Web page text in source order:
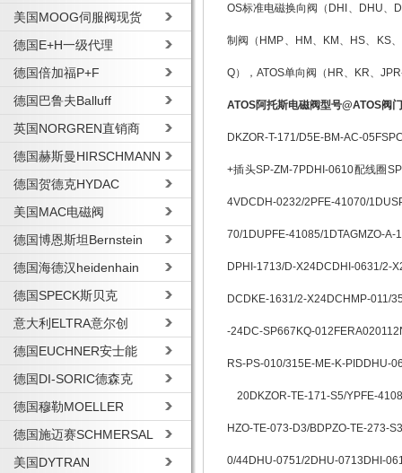
美国MOOG伺服阀现货
德国E+H一级代理
德国倍加福P+F
德国巴鲁夫Balluff
英国NORGREN直销商
德国赫斯曼HIRSCHMANN
德国贺德克HYDAC
美国MAC电磁阀
德国博恩斯坦Bernstein
德国海德汉heidenhain
德国SPECK斯贝克
意大利ELTRA意尔创
德国EUCHNER安士能
德国DI-SORIC德森克
德国穆勒MOELLER
德国施迈赛SCHMERSAL
美国DYTRAN
OS标准电磁换向阀（DHI、DHU、
制阀（HMP、HM、KM、HS、KS
Q），ATOS单向阀（HR、KR、
ATOS阿托斯电磁阀型号@ATOS阀
DKZOR-T-171/D5E-BM-AC-
+插头SP-ZM-7PDHI-0610配线圈
4VDCDH-0232/2PFE-41070/
70/1DUPFE-41085/1DTAGMZO-
DPHI-1713/D-X24DCDHI-0631/2-
DCDKE-1631/2-X24DCHMP-011/
-24DC-SP667KQ-
RS-PS-010/315E-ME-K-
20DKZOR-TE-171-S5/YPFE-
HZO-TE-073-D3/BDPZO-TE-273-
0/44DHU-0751/2DHU-0713DHI-